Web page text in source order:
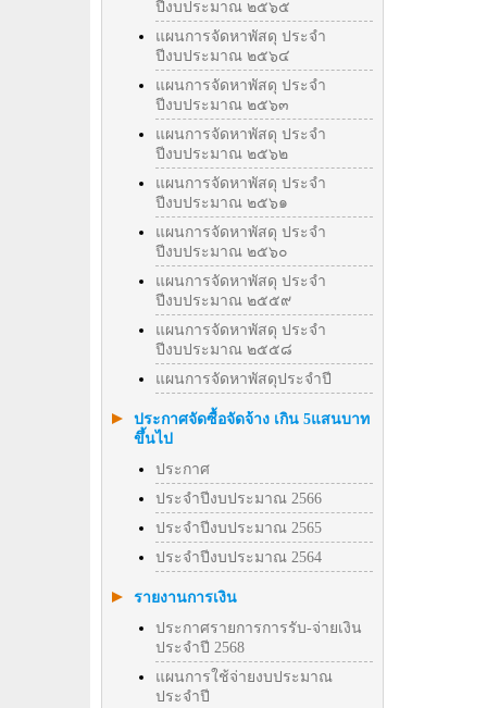
ปีงบประมาณ ๒๕๖๕
แผนการจัดหาพัสดุ ประจำ
ปีงบประมาณ ๒๕๖๔
แผนการจัดหาพัสดุ ประจำ
ปีงบประมาณ ๒๕๖๓
แผนการจัดหาพัสดุ ประจำ
ปีงบประมาณ ๒๕๖๒
แผนการจัดหาพัสดุ ประจำ
ปีงบประมาณ ๒๕๖๑
แผนการจัดหาพัสดุ ประจำ
ปีงบประมาณ ๒๕๖๐
แผนการจัดหาพัสดุ ประจำ
ปีงบประมาณ ๒๕๕๙
แผนการจัดหาพัสดุ ประจำ
ปีงบประมาณ ๒๕๕๘
แผนการจัดหาพัสดุประจำปี
ประกาศจัดซื้อจัดจ้าง เกิน 5แสนบาท
ขึ้นไป
ประกาศ
ประจำปีงบประมาณ 2566
ประจำปีงบประมาณ 2565
ประจำปีงบประมาณ 2564
รายงานการเงิน
ประกาศรายการการรับ-จ่ายเงิน
ประจำปี 2568
แผนการใช้จ่ายงบประมาณ
ประจำปี